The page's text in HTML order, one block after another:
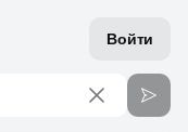
Войти